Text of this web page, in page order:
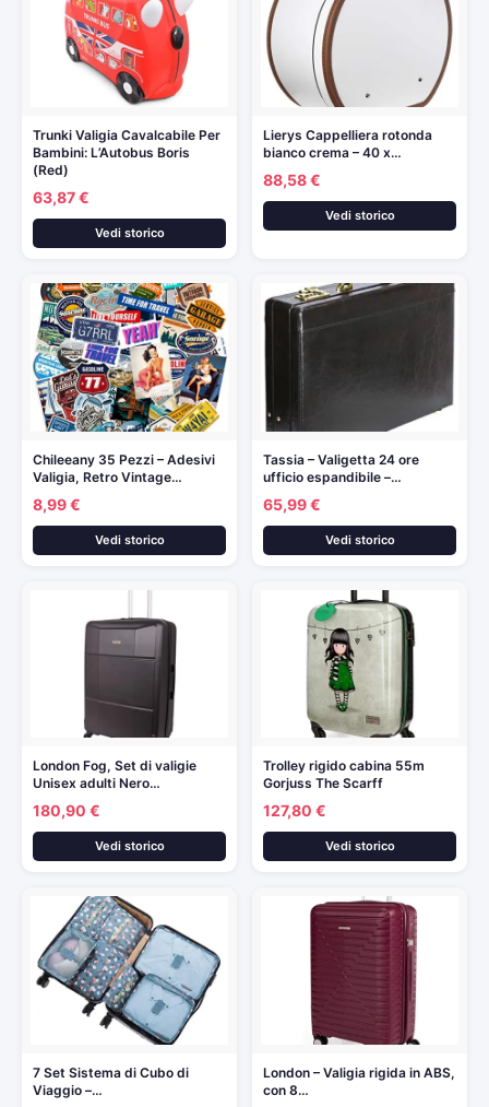
Trunki Valigia Cavalcabile Per
Bambini: L’Autobus Boris
(Red)
63,87 €
Vedi storico
Lierys Cappelliera rotonda
bianco crema – 40 x…
88,58 €
Vedi storico
Chileeany 35 Pezzi – Adesivi
Valigia, Retro Vintage…
8,99 €
Vedi storico
Tassia – Valigetta 24 ore
ufficio espandibile –…
65,99 €
Vedi storico
London Fog, Set di valigie
Unisex adulti Nero…
180,90 €
Vedi storico
Trolley rigido cabina 55m
Gorjuss The Scarff
127,80 €
Vedi storico
7 Set Sistema di Cubo di
Viaggio –…
London – Valigia rigida in ABS,
con 8…